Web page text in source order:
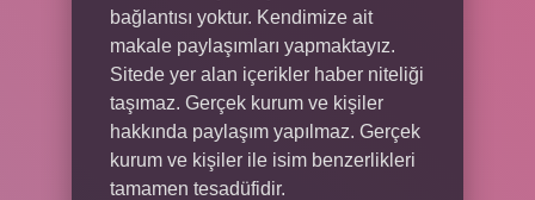
bağlantısı yoktur. Kendimize ait
makale paylaşımları yapmaktayız.
Sitede yer alan içerikler haber niteliği
taşımaz. Gerçek kurum ve kişiler
hakkında paylaşım yapılmaz. Gerçek
kurum ve kişiler ile isim benzerlikleri
tamamen tesadüfidir.